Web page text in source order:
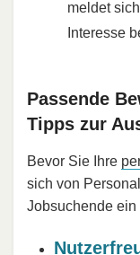
meldet
Interesse
Passende
Tipps zur
Bevor Sie Ihre
sich von
Jobsuchende ein